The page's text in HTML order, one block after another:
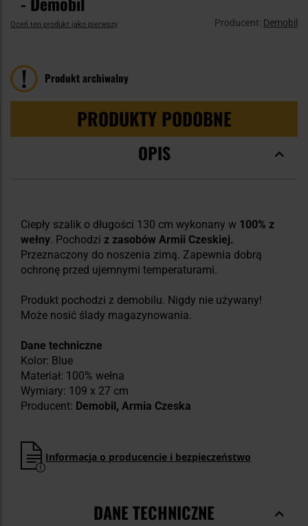
Oceń ten produkt jako pierwszy Producent: Demobil
Produkt archiwalny
PRODUKTY PODOBNE
OPIS
Ciepły szalik o długości 130 cm wykonany w 100% z
wełny. Pochodzi z zasobów Armii Czeskiej.
Przeznaczony do noszenia zimą. Zapewnia dobrą
ochronę przed ujemnymi temperaturami.
Produkt pochodzi z demobilu. Nigdy nie używany!
Może nosić ślady magazynowania.
Dane techniczne
Kolor: Blue
Materiał: 100% wełna
Wymiary: 109 x 27 cm
Producent: Demobil, Armia Czeska
Informacja o producencie i bezpieczeństwo
DANE TECHNICZNE